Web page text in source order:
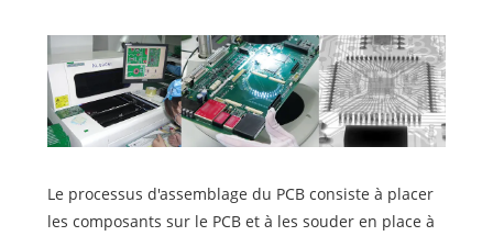
Le processus d'assemblage du PCB consiste à placer
les composants sur le PCB et à les souder en place à